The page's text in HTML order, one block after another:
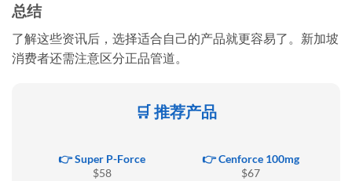
总结
了解这些资讯后，选择适合自己的产品就更容易了。新加坡
消费者还需注意区分正品管道。
🛒 推荐产品
👉 Super P-Force
$58
👉 Cenforce 100mg
$67